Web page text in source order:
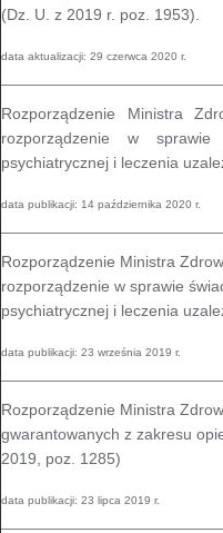
(Dz. U. z 2019 r. poz. 1953).
data aktualizacji: 29 czerwca 2020 r.
Rozporządzenie Ministra
rozporządzenie w
psychiatrycznej i leczenia
data publikacji: 14 października 2020 r.
Rozporządzenie Ministra
rozporządzenie w sprawie
psychiatrycznej i leczenia
data publikacji: 23 września 2019 r.
Rozporządzenie Ministra
gwarantowanych z zakresu
2019, poz. 1285)
data publikacji: 23 lipca 2019 r.